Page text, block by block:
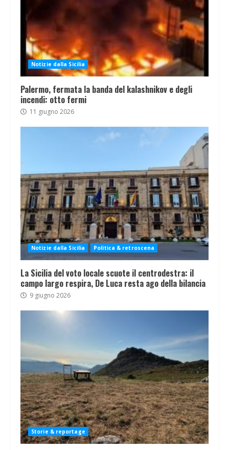
Notizie dalla Sicilia
Palermo, fermata la banda del kalashnikov e degli
incendi: otto fermi
11 giugno 2026
Notizie dalla Sicilia Politica & retroscena
La Sicilia del voto locale scuote il centrodestra: il
campo largo respira, De Luca resta ago della bilancia
9 giugno 2026
Storie & reportage